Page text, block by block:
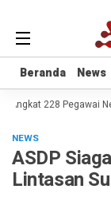
Beranda News
Beranda News
228 Pegawai
NEWS
ASDP
Lintasan